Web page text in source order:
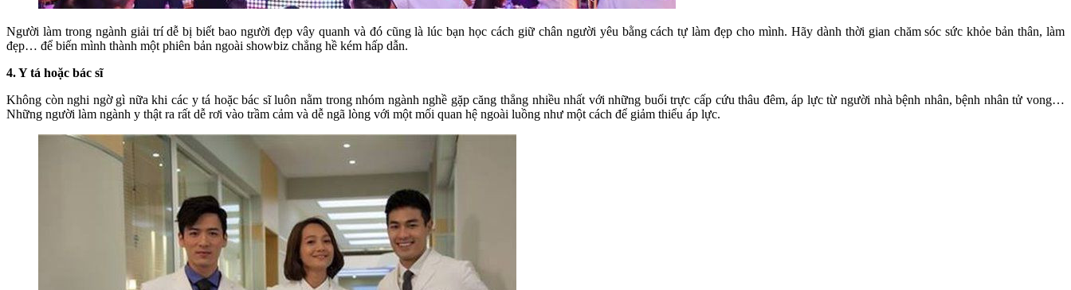
Người làm trong ngành giải trí dễ bị biết bao người đẹp vây quanh và đó cũng là lúc bạn học cách giữ chân người yêu bằng cách tự làm đẹp cho mình. Hãy dành thời gian chăm sóc sức khỏe bản thân, làm
đẹp… để biến mình thành một phiên bản ngoài showbiz chẳng hề kém hấp dẫn.
4. Y tá hoặc bác sĩ
Không còn nghi ngờ gì nữa khi các y tá hoặc bác sĩ luôn nằm trong nhóm ngành nghề gặp căng thẳng nhiều nhất với những buổi trực cấp cứu thâu đêm, áp lực từ người nhà bệnh nhân, bệnh nhân tử vong…
Những người làm ngành y thật ra rất dễ rơi vào trầm cảm và dễ ngã lòng với một mối quan hệ ngoài luồng như một cách để giảm thiểu áp lực.